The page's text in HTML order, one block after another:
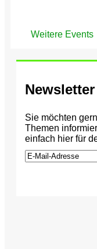
Weitere Events
Newsletter
Sie möchten
Themen
einfach hier für